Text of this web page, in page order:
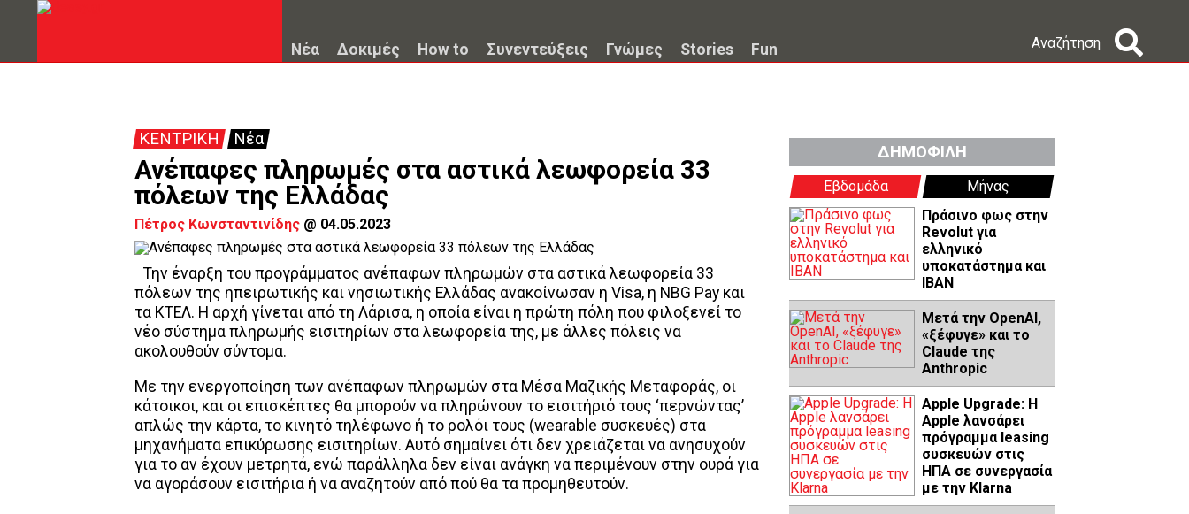
Νέα Δοκιμές How to Συνεντεύξεις Γνώμες Stories Fun Αναζήτηση
ΚΕΝΤΡΙΚΗ Νέα
Ανέπαφες πληρωμές στα αστικά λεωφορεία 33
πόλεων της Ελλάδας
Πέτρος Κωνσταντινίδης @ 04.05.2023
Την έναρξη του προγράμματος ανέπαφων πληρωμών στα αστικά λεωφορεία 33
πόλεων της ηπειρωτικής και νησιωτικής Ελλάδας ανακοίνωσαν η Visa, η NBG Pay και
τα ΚΤΕΛ. Η αρχή γίνεται από τη Λάρισα, η οποία είναι η πρώτη πόλη που φιλοξενεί το
νέο σύστημα πληρωμής εισιτηρίων στα λεωφορεία της, με άλλες πόλεις να
ακολουθούν σύντομα.
Με την ενεργοποίηση των ανέπαφων πληρωμών στα Μέσα Μαζικής Μεταφοράς, οι
κάτοικοι, και οι επισκέπτες θα μπορούν να πληρώνουν το εισιτήριό τους ‘περνώντας’
απλώς την κάρτα, το κινητό τηλέφωνο ή τo ρολόι τους (wearable συσκευές) στα
μηχανήματα επικύρωσης εισιτηρίων. Αυτό σημαίνει ότι δεν χρειάζεται να ανησυχούν
για το αν έχουν μετρητά, ενώ παράλληλα δεν είναι ανάγκη να περιμένουν στην ουρά για
να αγοράσουν εισιτήρια ή να αναζητούν από πού θα τα προμηθευτούν.
ΔΗΜΟΦΙΛΗ
Εβδομάδα
Μήνας
Πράσινο φως στην
Revolut για
ελληνικό
υποκατάστημα και
IBAN
Μετά την OpenAI,
«ξέφυγε» και το
Claude της
Anthropic
Apple Upgrade: Η
Apple λανσάρει
πρόγραμμα leasing
συσκευών στις
ΗΠΑ σε συνεργασία
με την Klarna